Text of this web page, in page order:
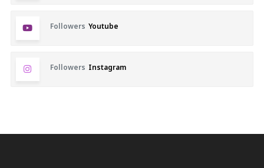
Followers Youtube
Followers Instagram